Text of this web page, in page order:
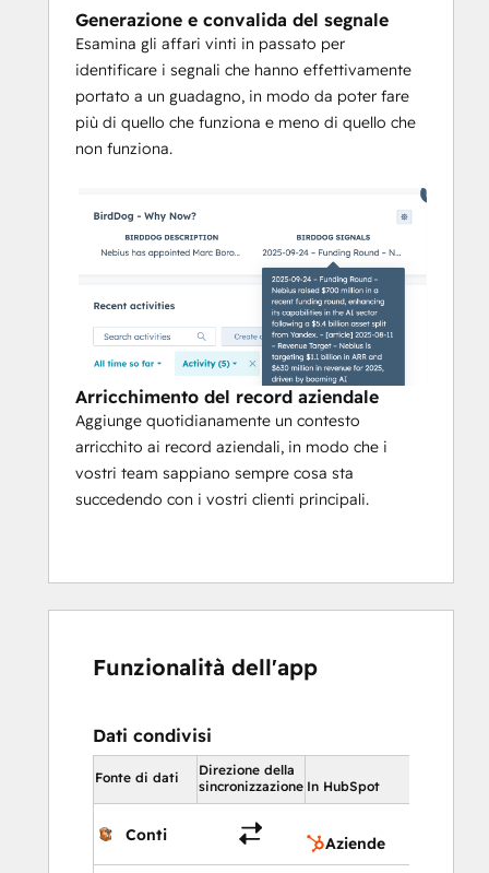
Generazione e convalida del segnale
Esamina gli affari vinti in passato per
identificare i segnali che hanno effettivamente
portato a un guadagno, in modo da poter fare
più di quello che funziona e meno di quello che
non funziona.
Arricchimento del record aziendale
Aggiunge quotidianamente un contesto
arricchito ai record aziendali, in modo che i
vostri team sappiano sempre cosa sta
succedendo con i vostri clienti principali.
Funzionalità dell'app
Dati condivisi
Fonte di dati
Direzione della
sincronizzazione In HubSpot
Conti
Aziende